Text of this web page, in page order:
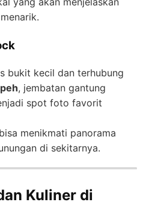
bukit kecil dan terhubung
, jembatan gantung
spot foto favorit
menikmati panorama
di sekitarnya.
Kuliner di